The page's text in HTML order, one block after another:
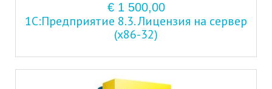
€ 1 500,00
1С:Предприятие 8.3. Лицензия на сервер
(x86-32)